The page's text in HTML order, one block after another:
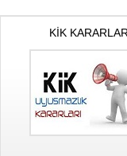
KİK